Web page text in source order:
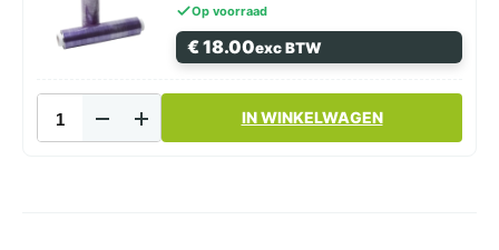
Op voorraad
€18.00exc BTW
45cm
Transparant
IN WINKELWAGEN